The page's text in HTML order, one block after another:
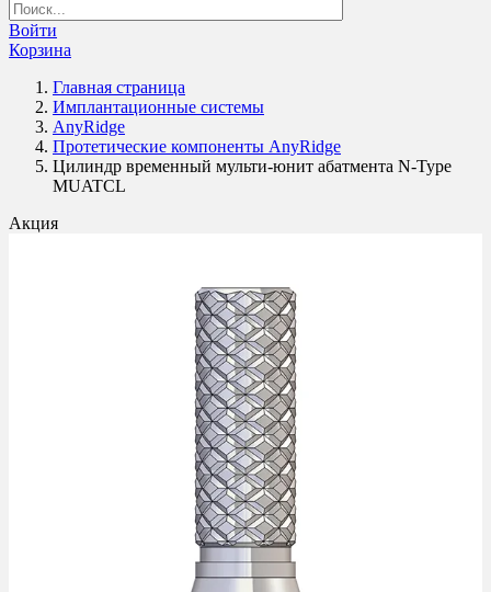
Войти
Корзина
Главная страница
Имплантационные системы
AnyRidge
Протетические компоненты AnyRidge
Цилиндр временный мульти-юнит абатмента N-Type
MUATCL
Акция